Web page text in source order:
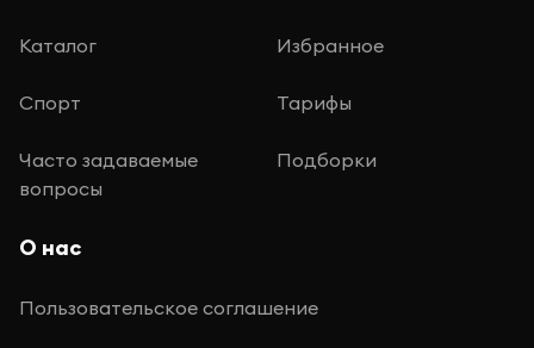
Каталог Избранное
Спорт Тарифы
Часто задаваемые
вопросы
Подборки
О нас
Пользовательское соглашение